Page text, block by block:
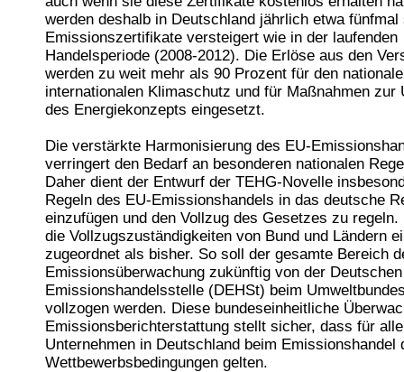
werden deshalb in Deutschland jährlich etwa fünfmal
Emissionszertifikate versteigert wie in der laufenden
Handelsperiode (2008-2012). Die Erlöse aus den
werden zu weit mehr als 90 Prozent für den
internationalen Klimaschutz und für Maßnahmen zur
des Energiekonzepts eingesetzt.
Die verstärkte Harmonisierung des EU-
verringert den Bedarf an besonderen nationalen
Daher dient der Entwurf der TEHG-Novelle
Regeln des EU-Emissionshandels in das deutsche
einzufügen und den Vollzug des Gesetzes zu regeln.
die Vollzugszuständigkeiten von Bund und Ländern
zugeordnet als bisher. So soll der gesamte Bereich
Emissionsüberwachung zukünftig von der Deutschen
Emissionshandelsstelle (DEHSt) beim
vollzogen werden. Diese bundeseinheitliche
Emissionsberichterstattung stellt sicher, dass für alle
Unternehmen in Deutschland beim Emissionshandel
Wettbewerbsbedingungen gelten.